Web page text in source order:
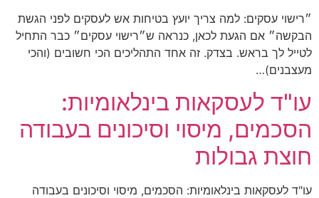
״רישוי עסקים: למה צריך יועץ בטיחות אש לעסקים לפני הגשת
הבקשה״ אם הגעת לכאן, כנראה ש״רישוי עסקים״ כבר התחיל
לטייל לך בראש. בצדק. זה אחד התהליכים הכי חשובים (והכי
מעצבנים)…
עו"ד לעסקאות בינלאומיות:
הסכמים, מיסוי וסיכונים בעבודה
חוצת גבולות
עו"ד לעסקאות בינלאומיות: הסכמים, מיסוי וסיכונים בעבודה